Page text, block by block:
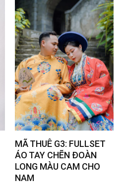
MÃ THUÊ G3: FULLSET
ÁO TAY CHẼN ĐOÀN
LONG MÀU CAM CHO
NAM